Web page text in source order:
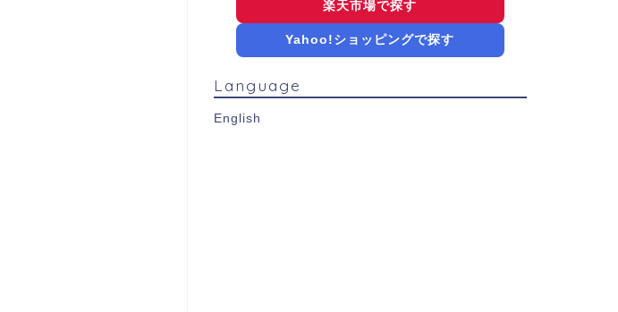
楽天市場で探す
Yahoo!ショッピングで探す
Language
English